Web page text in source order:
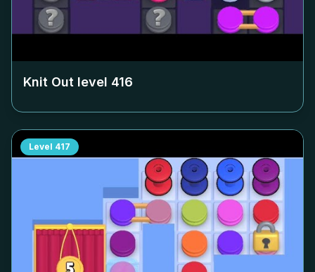
Knit Out level 416
Level 417